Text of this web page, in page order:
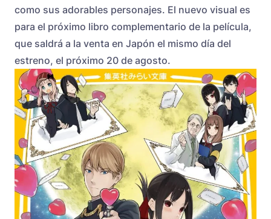
como sus adorables personajes. El nuevo visual es
para el próximo libro complementario de la película,
que saldrá a la venta en Japón el mismo día del
estreno, el próximo 20 de agosto.